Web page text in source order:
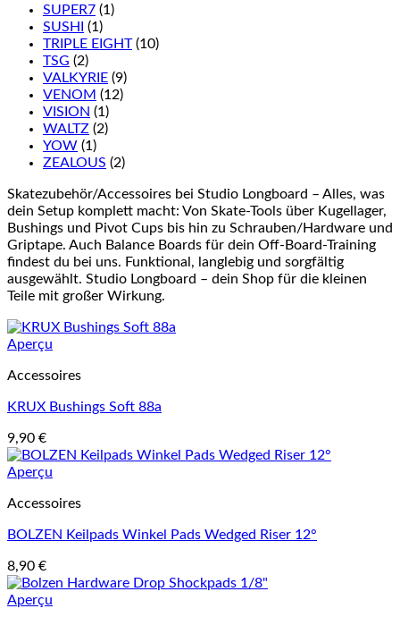
SUPER7 (1)
SUSHI
(1)
TRIPLE EIGHT (10)
TSG (2)
VALKYRIE (9)
VENOM (12)
VISION (1)
WALTZ (2)
YOW (1)
ZEALOUS (2)
Skatezubehör/Accessoires bei Studio Longboard – Alles, was
dein Setup komplett macht: Von Skate-Tools über Kugellager,
Bushings und Pivot Cups bis hin zu Schrauben/Hardware und
Griptape. Auch Balance Boards für dein Off-Board-Training
findest du bei uns. Funktional, langlebig und sorgfältig
ausgewählt. Studio Longboard – dein Shop für die kleinen
Teile mit großer Wirkung.
Aperçu
Accessoires
KRUX Bushings Soft 88a
9,90 €
Aperçu
Accessoires
BOLZEN Keilpads Winkel Pads Wedged Riser 12°
8,90 €
Aperçu